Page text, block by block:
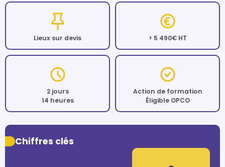
Lieux sur devis > 5 490€ HT
2 jours
14 heures
Action de formation
Éligible OPCO
Chiffres clés